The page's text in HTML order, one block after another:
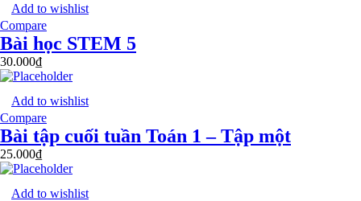
Add to wishlist
Compare
Bài học STEM 5
30.000₫
Add to wishlist
Compare
Bài tập cuối tuần Toán 1 – Tập một
25.000₫
Add to wishlist